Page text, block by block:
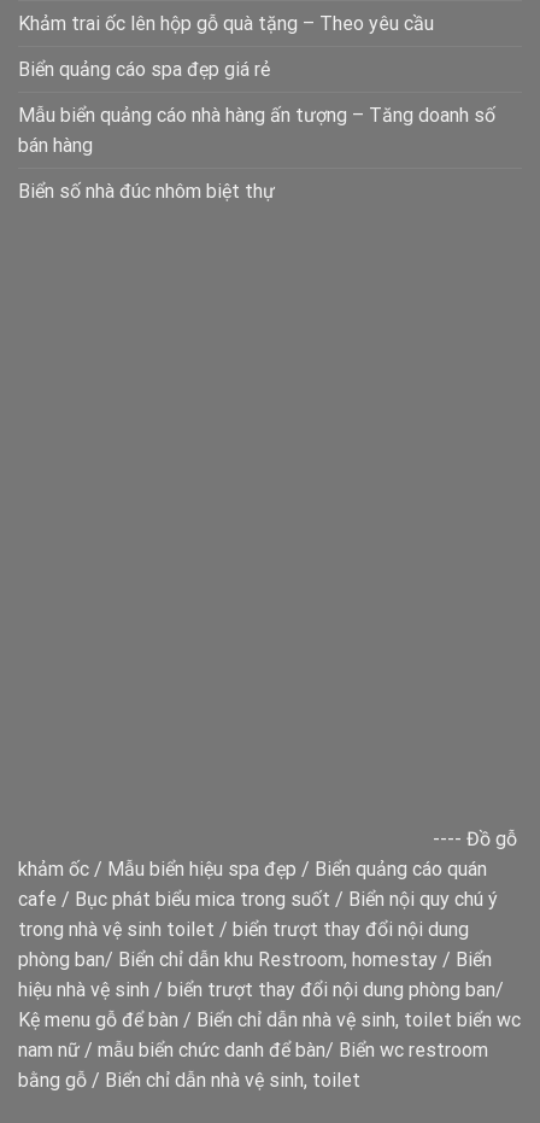
Khảm trai ốc lên hộp gỗ quà tặng – Theo yêu cầu
Biển quảng cáo spa đẹp giá rẻ
Mẫu biển quảng cáo nhà hàng ấn tượng – Tăng doanh số
bán hàng
Biển số nhà đúc nhôm biệt thự
---- Đồ gỗ
khảm ốc / Mẫu biển hiệu spa đẹp / Biển quảng cáo quán
cafe / Bục phát biểu mica trong suốt / Biển nội quy chú ý
trong nhà vệ sinh toilet / biển trượt thay đổi nội dung
phòng ban/ Biển chỉ dẫn khu Restroom, homestay / Biển
hiệu nhà vệ sinh / biển trượt thay đổi nội dung phòng ban/
Kệ menu gỗ để bàn / Biển chỉ dẫn nhà vệ sinh, toilet biển wc
nam nữ / mẫu biển chức danh để bàn/ Biển wc restroom
bằng gỗ / Biển chỉ dẫn nhà vệ sinh, toilet